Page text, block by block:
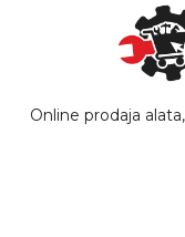
Online prodaja